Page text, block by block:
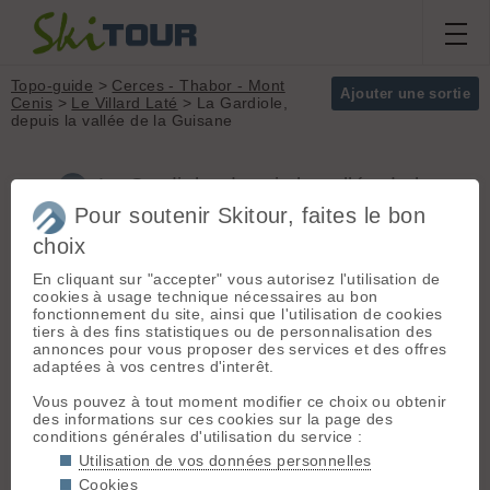
Ajouter une sortie
Topo-guide > Cerces - Thabor - Mont
Cenis > Le Villard Laté > La Gardiole,
depuis la vallée de la Guisane
La Gardiole, depuis la vallée de la
Guisane (Cerces - Thabor - Mont Cenis)
Massif :Cerces -
Thabor - Mont Cenis
Sommet :la
Gardiole (2753 m)
Difficulté de
montée :
Difficulté ski :
E1
Départ :Le Villard Laté(1498
m) - Vallée de la Guisane ->
Chantemerle -> Le Villard-Laté (La
route du Col de Granon n'est en
général pas déneigée au delà de la
1ère épingle à cheveux).
Itinéraire :Du Villard-Laté,
rejoindre le hameau des Tronchets,
soit en suivant la route du col de
Granon, soit en coupant les lacets.
Pour soutenir Skitour, faites le bon
choix
En cliquant sur "accepter" vous autorisez l'utilisation de
cookies à usage technique nécessaires au bon
fonctionnement du site, ainsi que l'utilisation de cookies
tiers à des fins statistiques ou de personnalisation des
annonces pour vous proposer des services et des offres
adaptées à vos centres d'interêt.
Vous pouvez à tout moment modifier ce choix ou obtenir
des informations sur ces cookies sur la page des
conditions générales d'utilisation du service :
Utilisation de vos données personnelles
Cookies